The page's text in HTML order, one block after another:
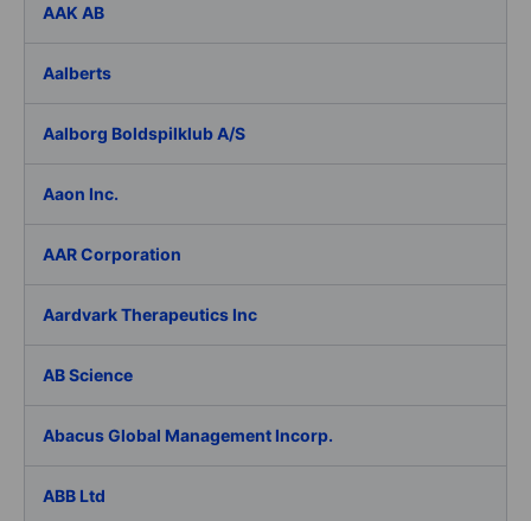
AAK AB
Aalberts
Aalborg Boldspilklub A/S
Aaon Inc.
AAR Corporation
Aardvark Therapeutics Inc
AB Science
Abacus Global Management Incorp.
ABB Ltd